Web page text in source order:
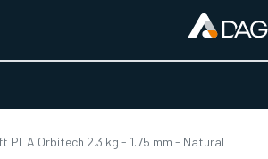
PLA Orbitech 2.3 kg - 1.75 mm - Natural